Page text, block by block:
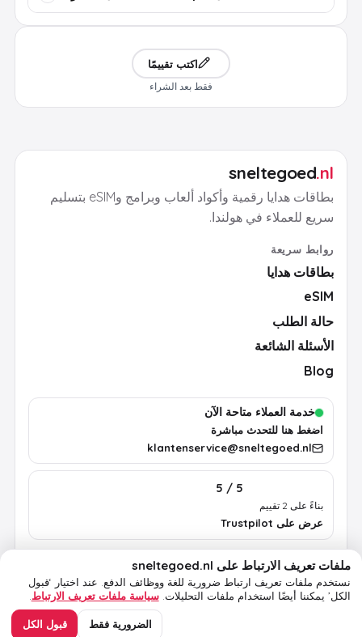
اكتب تقييمًا
فقط بعد الشراء
sneltegoed.nl
بطاقات هدايا رقمية وأكواد ألعاب وبرامج وeSIM بتسليم
سريع للعملاء في هولندا.
روابط سريعة
بطاقات هدايا
eSIM
حالة الطلب
الأسئلة الشائعة
Blog
خدمة العملاء متاحة الآن
اضغط هنا للتحدث مباشرة
klantenservice@sneltegoed.nl
5 / 5
بناءً على 2 تقييم
عرض على Trustpilot
الشروطالخصوصيةسياسة ملفات تعريف الارتباطملفات تعريف الارتباط على sneltegoed.nl
نستخدم ملفات تعريف ارتباط ضرورية للغة ووظائف الدفع. عند اختيار ‘قبول
الكل’ يمكننا أيضًا استخدام ملفات التحليلات. سياسة ملفات تعريف الارتباط
الضرورية فقط قبول الكل